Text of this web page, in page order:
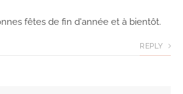
fêtes de fin d'année et à bientôt.
REPLY